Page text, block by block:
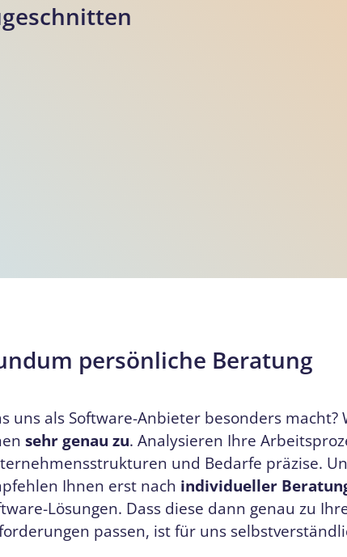
persönliche Beratung
uns als Software-Anbieter besonders macht?
sehr genau zu. Analysieren Ihre
und Bedarfe präzise.
Ihnen erst nach individueller
Lösungen. Dass diese dann genau zu
passen, ist für uns